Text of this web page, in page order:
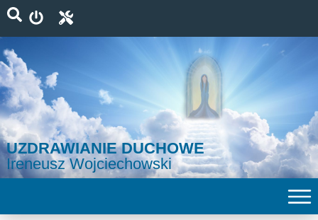
UZDRAWIANIE DUCHOWE
Ireneusz Wojciechowski